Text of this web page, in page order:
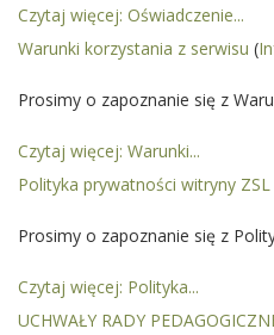
Czytaj więcej: Oświadczenie...
Warunki korzystania z serwisu (
Prosimy o zapoznanie się z
Czytaj więcej: Warunki...
Polityka prywatności witryny
Prosimy o zapoznanie się z
Czytaj więcej: Polityka...
UCHWAŁY RADY